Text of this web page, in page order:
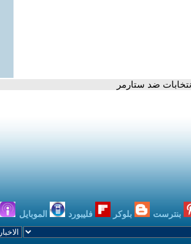
ضد ستارمر
بنترست بلوكر فليبورد الموبايل